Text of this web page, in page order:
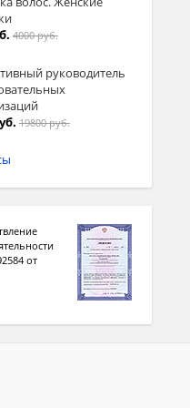
4000 руб.
руководитель
19800 руб.
от